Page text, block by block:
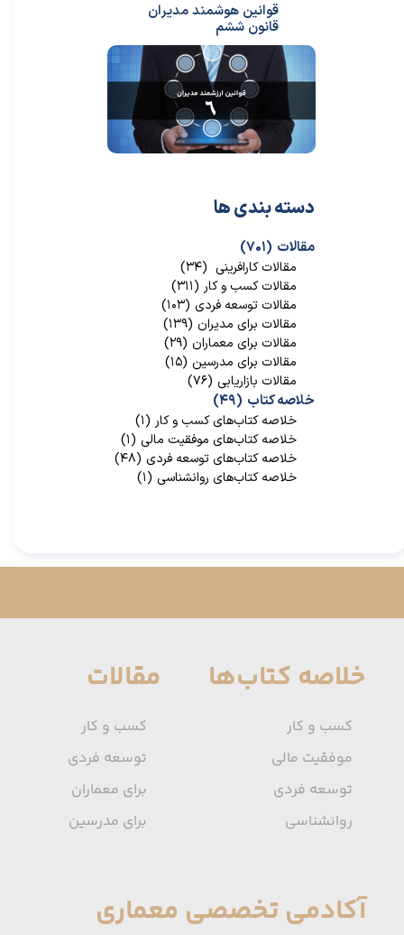
مقالات (۷۰۱)
مقالات کارافرینی (۳۴)
مقالات کسب و کار (۳۱۱)
مقالات توسعه فردی (۱۰۳)
مقالات برای مدیران (۱۳۹)
مقالات برای معماران (۲۹)
مقالات برای مدرسین (۱۵)
مقالات بازاریابی (۷۶)
خلاصه کتاب (۴۹)
خلاصه کتاب‌‌های کسب و کار (۱)
خلاصه کتاب‌‌های موفقیت مالی (۱)
خلاصه کتاب‌های توسعه فردی (۴۸)
خلاصه کتاب‌های روانشناسی (۱)
دسته بندی ها
قوانین هوشمند مدیران
قانون ششم
خلاصه کتاب‌ها
کسب و کار
موفقیت مالی
توسعه فردی
روانشناسی
مقالات
آکادمی تخصصی معماری
کسب و کار
توسعه فردی
برای معماران
برای مدرسین